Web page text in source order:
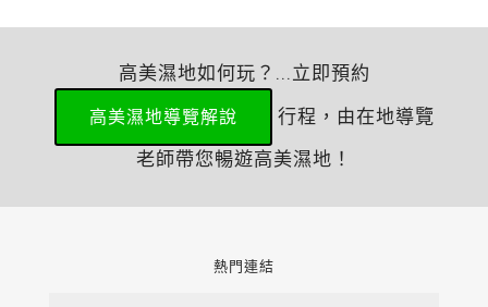
高美濕地如何玩？...立即預約
高美濕地導覽解說
行程，由在地導覽
老師帶您暢遊高美濕地！
熱門連結